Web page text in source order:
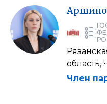
область,
Член